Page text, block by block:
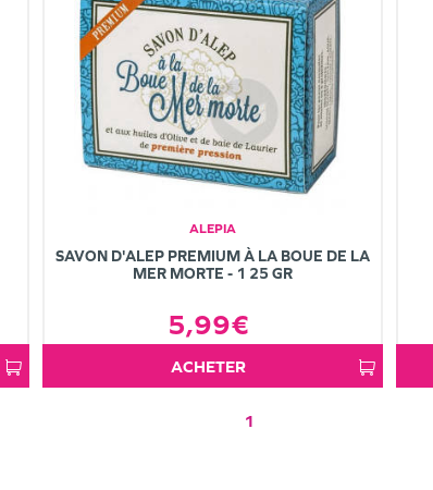
ALEPIA
SAVON D'ALEP PREMIUM À LA BOUE DE LA
MER MORTE - 1 25 GR
5,99€
ACHETER
1